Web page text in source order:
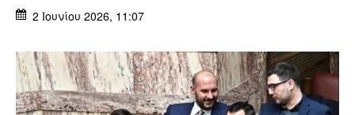
2 Ιουνίου 2026, 11:07